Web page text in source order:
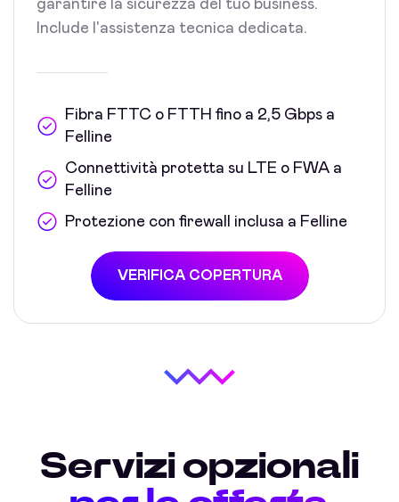
garantire la sicurezza del tuo business.
Include l'assistenza tecnica dedicata.
Fibra FTTC o FTTH fino a 2,5 Gbps a
Felline
Connettività protetta su LTE o FWA a
Felline
Protezione con firewall inclusa a Felline
VERIFICA COPERTURA
Servizi opzionali